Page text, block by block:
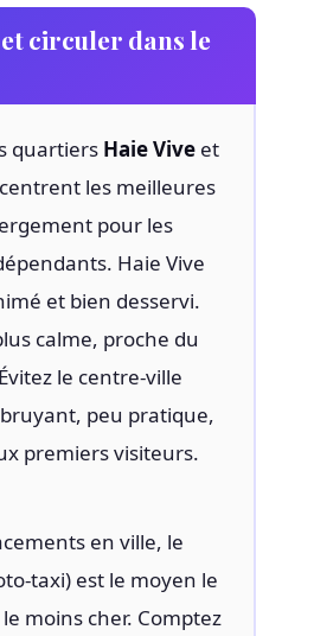
circuler dans le
quartiers Haie Vive et
les meilleures
pour les
Haie Vive
et bien desservi.
calme, proche du
le centre-ville
peu pratique,
premiers visiteurs.
en ville, le
taxi) est le moyen le
moins cher. Comptez